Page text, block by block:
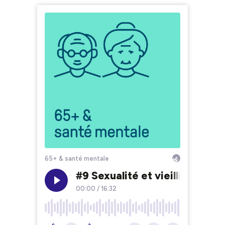
65+ & santé mentale
#9 Sexualité et vieillissement
00:00 / 16:32